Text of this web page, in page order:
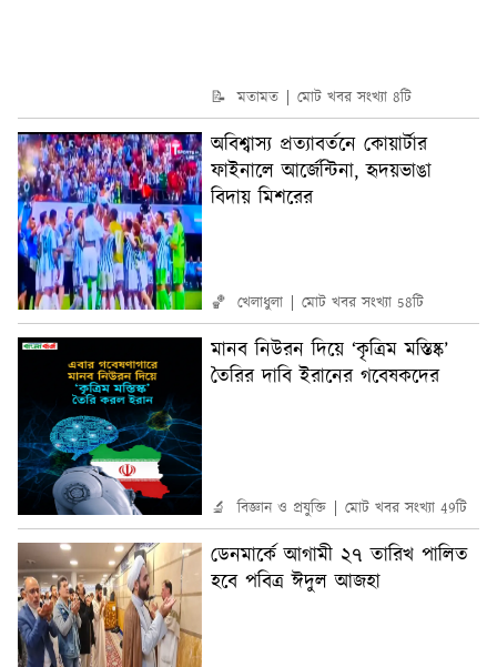
📝 মতামত মোট খবর সংখ্যা 8টি
অবিশ্বাস্য প্রত্যাবর্তনে কোয়ার্টার
ফাইনালে আর্জেন্টিনা, হৃদয়ভাঙা
বিদায় মিশরের
🏀 খেলাধুলা মোট খবর সংখ্যা 58টি
মানব নিউরন দিয়ে ‘কৃত্রিম মস্তিষ্ক’
তৈরির দাবি ইরানের গবেষকদের
🔬 বিজ্ঞান ও প্রযুক্তি মোট খবর সংখ্যা 49টি
ডেনমার্কে আগামী ২৭ তারিখ পালিত
হবে পবিত্র ঈদুল আজহা